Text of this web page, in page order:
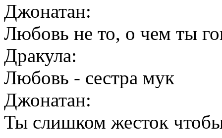
Джонатан:
Любовь не то, о чем ты
Дракула:
Любовь - сестра мук
Джонатан:
Ты слишком жесток